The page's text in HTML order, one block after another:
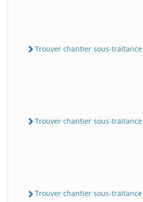
Trouver chantier sous-traitance
Trouver chantier sous-traitance
Trouver chantier sous-traitance